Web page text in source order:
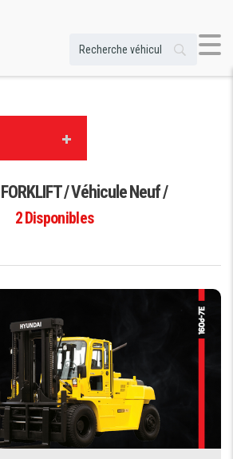
FORKLIFT / Véhicule Neuf /
2Disponibles